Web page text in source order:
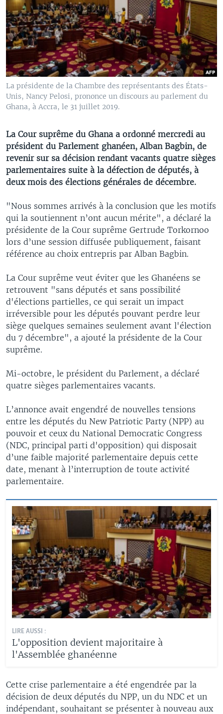
La présidente de la Chambre des représentants des États-
Unis, Nancy Pelosi, prononce un discours au parlement du
Ghana, à Accra, le 31 juillet 2019.
La Cour suprême du Ghana a ordonné mercredi au
président du Parlement ghanéen, Alban Bagbin, de
revenir sur sa décision rendant vacants quatre sièges
parlementaires suite à la défection de députés, à
deux mois des élections générales de décembre.
"Nous sommes arrivés à la conclusion que les motifs
qui la soutiennent n’ont aucun mérite", a déclaré la
présidente de la Cour suprême Gertrude Torkornoo
lors d’une session diffusée publiquement, faisant
référence au choix entrepris par Alban Bagbin.
La Cour suprême veut éviter que les Ghanéens se
retrouvent "sans députés et sans possibilité
d'élections partielles, ce qui serait un impact
irréversible pour les députés pouvant perdre leur
siège quelques semaines seulement avant l'élection
du 7 décembre", a ajouté la présidente de la Cour
suprême.
Mi-octobre, le président du Parlement, a déclaré
quatre sièges parlementaires vacants.
L’annonce avait engendré de nouvelles tensions
entre les députés du New Patriotic Party (NPP) au
pouvoir et ceux du National Democratic Congress
(NDC, principal parti d'opposition) qui disposait
d’une faible majorité parlementaire depuis cette
date, menant à l’interruption de toute activité
parlementaire.
LIRE AUSSI :
L'opposition devient majoritaire à
l'Assemblée ghanéenne
Cette crise parlementaire a été engendrée par la
décision de deux députés du NPP, un du NDC et un
indépendant, souhaitant se présenter à nouveau aux